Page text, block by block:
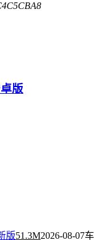
版
版51.3M2026-08-07车